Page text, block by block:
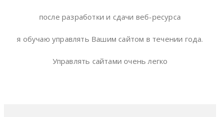
после разработки и сдачи веб-ресурса
я обучаю управлять Вашим сайтом в течении года.
Управлять сайтами очень легко